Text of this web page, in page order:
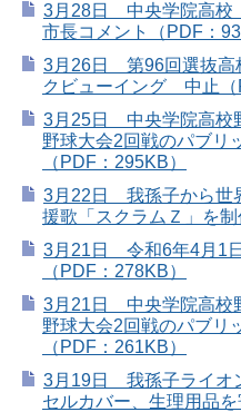
3月28日 中央学院高校
市長コメント（PDF：
3月26日 第96回選抜高
クビューイング 中止（
3月25日 中央学院高校
野球大会2回戦のパブリ
（PDF：295KB）
3月22日 我孫子から世
援歌「スクラムＺ」を制
3月21日 令和6年4月1
（PDF：278KB）
3月21日 中央学院高校
野球大会2回戦のパブリ
（PDF：261KB）
3月19日 我孫子ライオ
セルカバー、生理用品を